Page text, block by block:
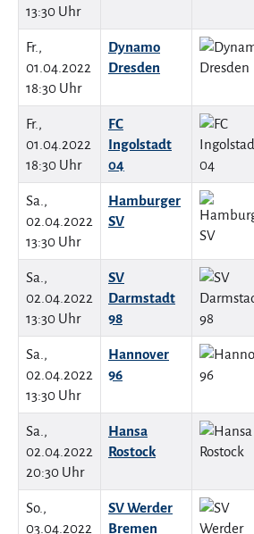
13:30 Uhr
Fr.,
01.04.2022
18:30 Uhr
Dynamo
Dresden
Fr.,
01.04.2022
18:30 Uhr
FC
Ingolstadt
04
Sa.,
02.04.2022
13:30 Uhr
Hamburger
SV
Sa.,
02.04.2022
13:30 Uhr
SV
Darmstadt
98
Sa.,
02.04.2022
13:30 Uhr
Hannover
96
Sa.,
02.04.2022
20:30 Uhr
Hansa
Rostock
So.,
03.04.2022
SV Werder
Bremen